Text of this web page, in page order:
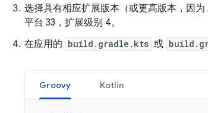
选择具有相应扩展版本（或更高版本，因
平台 33，扩展级别 4。
在应用的 build.gradle.kts 或
Groovy Kotlin